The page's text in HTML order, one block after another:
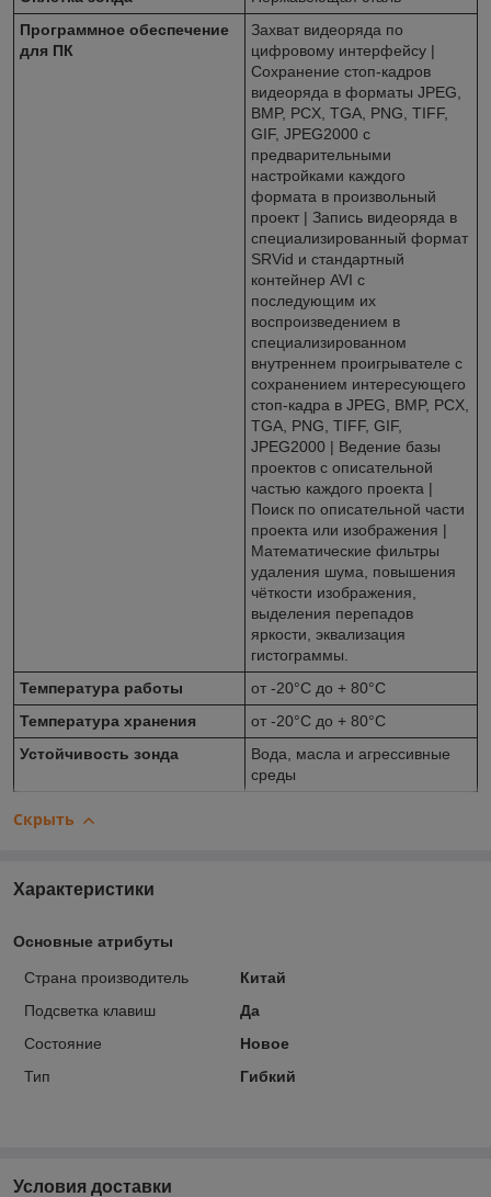
Программное обеспечение
для ПК
Захват видеоряда по
цифровому интерфейсу |
Сохранение стоп-кадров
видеоряда в форматы JPEG,
BMP, PCX, TGA, PNG, TIFF,
GIF, JPEG2000 с
предварительными
настройками каждого
формата в произвольный
проект | Запись видеоряда в
специализированный формат
SRVid и стандартный
контейнер AVI с
последующим их
воспроизведением в
специализированном
внутреннем проигрывателе с
сохранением интересующего
стоп-кадра в JPEG, BMP, PCX,
TGA, PNG, TIFF, GIF,
JPEG2000 | Ведение базы
проектов с описательной
частью каждого проекта |
Поиск по описательной части
проекта или изображения |
Математические фильтры
удаления шума, повышения
чёткости изображения,
выделения перепадов
яркости, эквализация
гистограммы.
Температура работы
от -20°C до + 80°C
Температура хранения
от -20°C до + 80°C
Устойчивость зонда
Вода, масла и агрессивные
среды
Скрыть
Характеристики
Основные атрибуты
Страна производитель
Китай
Подсветка клавиш
Да
Состояние
Новое
Тип
Гибкий
Условия доставки